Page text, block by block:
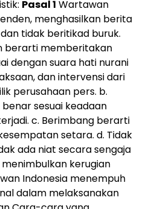
Pasal 1 Wartawan
menghasilkan berita
tidak beritikad buruk.
berarti memberitakan
dengan suara hati nurani
dan intervensi dari
perusahaan pers. b.
sesuai keadaan
c. Berimbang berarti
setara. d. Tidak
ada niat secara sengaja
kerugian
Indonesia menempuh
dalam melaksanakan